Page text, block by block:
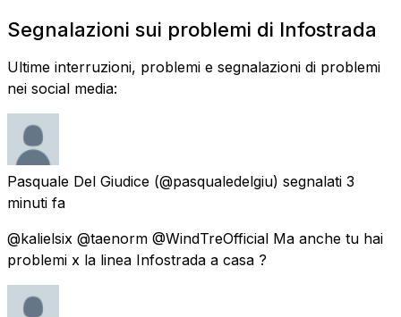
Segnalazioni sui problemi di Infostrada
Ultime interruzioni, problemi e segnalazioni di problemi
nei social media:
Pasquale Del Giudice (@pasqualedelgiu) segnalati 3
minuti fa
@kalielsix @taenorm @WindTreOfficial Ma anche tu hai
problemi x la linea Infostrada a casa ?